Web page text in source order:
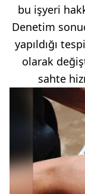
bu işyeri
Denetim
yapıldığı
olarak
sahte